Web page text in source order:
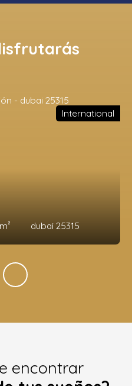
m² dubai 25315
International
encontrar